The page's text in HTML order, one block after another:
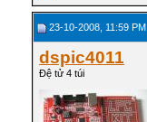
23-10-2008, 11:59 PM
dspic4011
Đệ tử 4 túi